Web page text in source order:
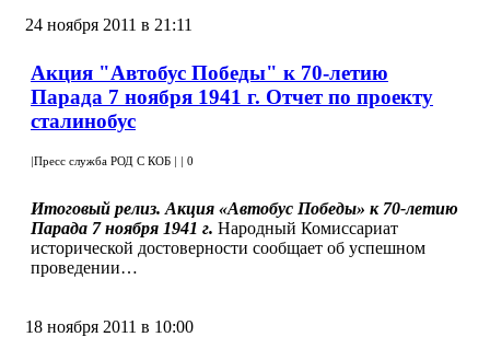
24 ноября 2011 в 21:11
Акция "Автобус Победы" к 70-летию
Парада 7 ноября 1941 г. Отчет по проекту
сталинобус
|Пресс служба РОД С КОБ | | 0
Итоговый релиз. Акция «Автобус Победы» к 70-летию
Парада 7 ноября 1941 г. Народный Комиссариат
исторической достоверности сообщает об успешном
проведении…
18 ноября 2011 в 10:00